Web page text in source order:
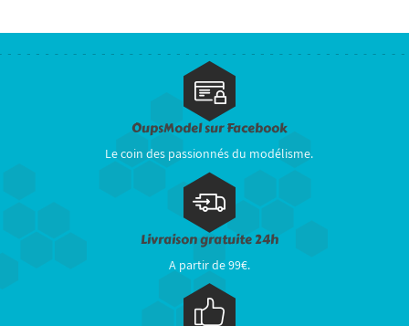
OupsModel sur Facebook
Le coin des passionnés du modélisme.
Livraison gratuite 24h
A partir de 99€.